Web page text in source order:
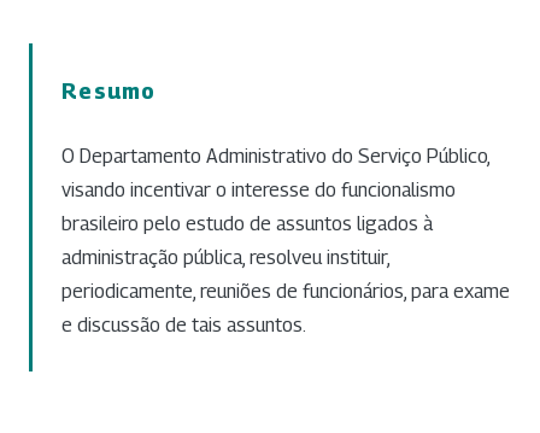
Resumo
O Departamento Administrativo do Serviço Público,
visando incentivar o interesse do funcionalismo
brasileiro pelo estudo de assuntos ligados à
administração pública, resolveu instituir,
periodicamente, reuniões de funcionários, para exame
e discussão de tais assuntos.